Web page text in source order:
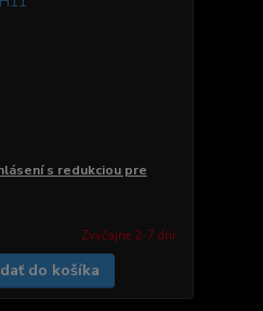
s redukciou pre
Zvyčajne 2-7 dni.
do košíka